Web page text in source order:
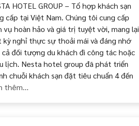
HOTEL GROUP – Tổ hợp khách sạn
cấp tại Việt Nam. Chúng tôi cung cấp
vụ hoàn hảo và giá trị tuyệt vời, mang lại
kỳ nghỉ thực sự thoải mái và đáng nhớ
đối tượng du khách đi công tác hoặc
lịch. Nesta hotel group đã phát triển
chuỗi khách sạn đặt tiêu chuẩn 4 đến
thêm...